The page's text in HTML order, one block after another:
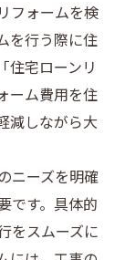
フォームを検
を行う際に住
住宅ローンリ
ーム費用を住
減しながら大
ニーズを明確
です。具体的
をスムーズに